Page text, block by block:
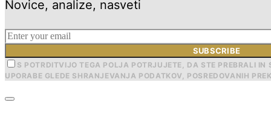
Novice, analize, nasveti
SUBSCRIBE
S POTRDITVIJO TEGA POLJA POTRJUJETE, DA STE PREBRALI IN
UPORABE GLEDE SHRANJEVANJA PODATKOV, POSREDOVANIH